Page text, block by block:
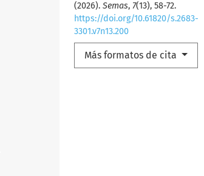
(2026). Semas, 7(13), 58-72.
https://doi.org/10.61820/s.2683-
3301.v7n13.200
Más formatos de cita